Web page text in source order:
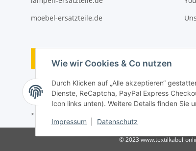
Wie wir Cookies & Co nutzen
Durch Klicken auf „Alle akzeptieren“
Dienste, ReCaptcha, PayPal Express
Icon links unten). Weitere Details finden Sie
Impressum Datenschutz
moebel-ersatzteile.de
Vertrag widerrufen
* Alle Preise inkl. gesetzlicher USt., ** siehe
© 2023 www.textilkabel-